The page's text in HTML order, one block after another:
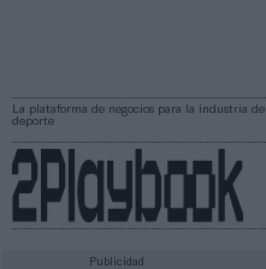
La plataforma de negocios para la industria del
deporte
Publicidad